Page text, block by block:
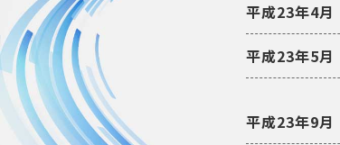
平成23年4月
平成23年5月
平成23年9月